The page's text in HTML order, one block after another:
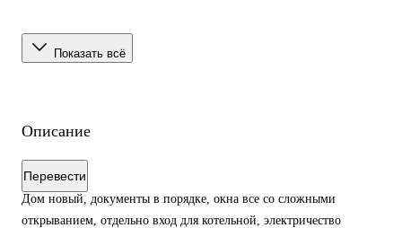
Показать всё
Описание
Перевести
Дом новый, документы в порядке, окна все со сложными
открыванием, отдельно вход для котельной, электричество